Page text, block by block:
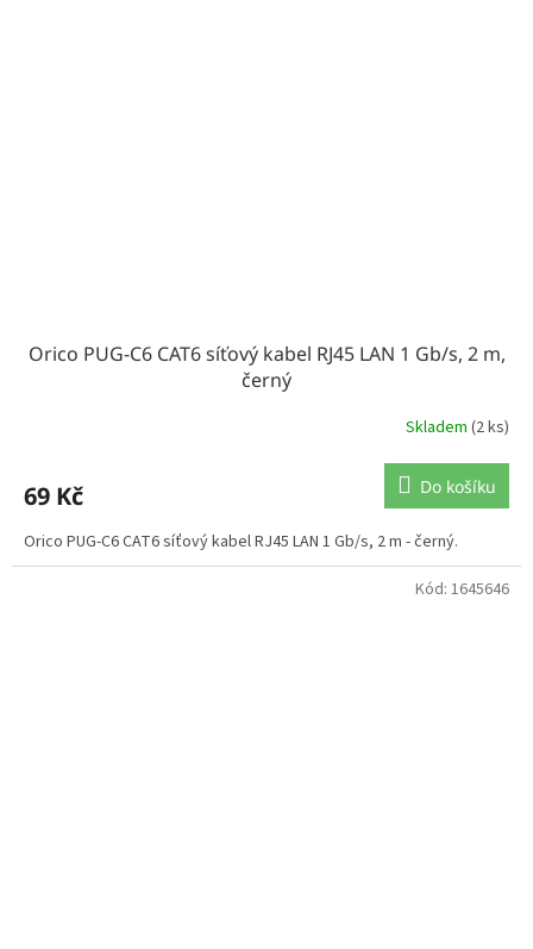
Orico PUG-C6 CAT6 síťový kabel RJ45 LAN 1 Gb/s, 2 m,
černý
Skladem (2 ks)
69 Kč Do košíku
Orico PUG-C6 CAT6 síťový kabel RJ45 LAN 1 Gb/s, 2 m - černý.
Kód: 1645646